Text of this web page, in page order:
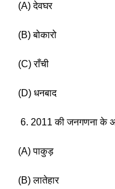
(A) देवघर
(B) बोकारो
(C) राँची
(D) धनबाद
6. 2011 की जनगणना के
(A) पाकुड़
(B) लातेहार